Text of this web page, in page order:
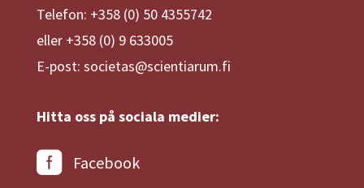
Telefon: +358 (0) 50 4355742
eller +358 (0) 9 633005
E-post: societas@scientiarum.fi
Hitta oss på sociala medier:
Facebook